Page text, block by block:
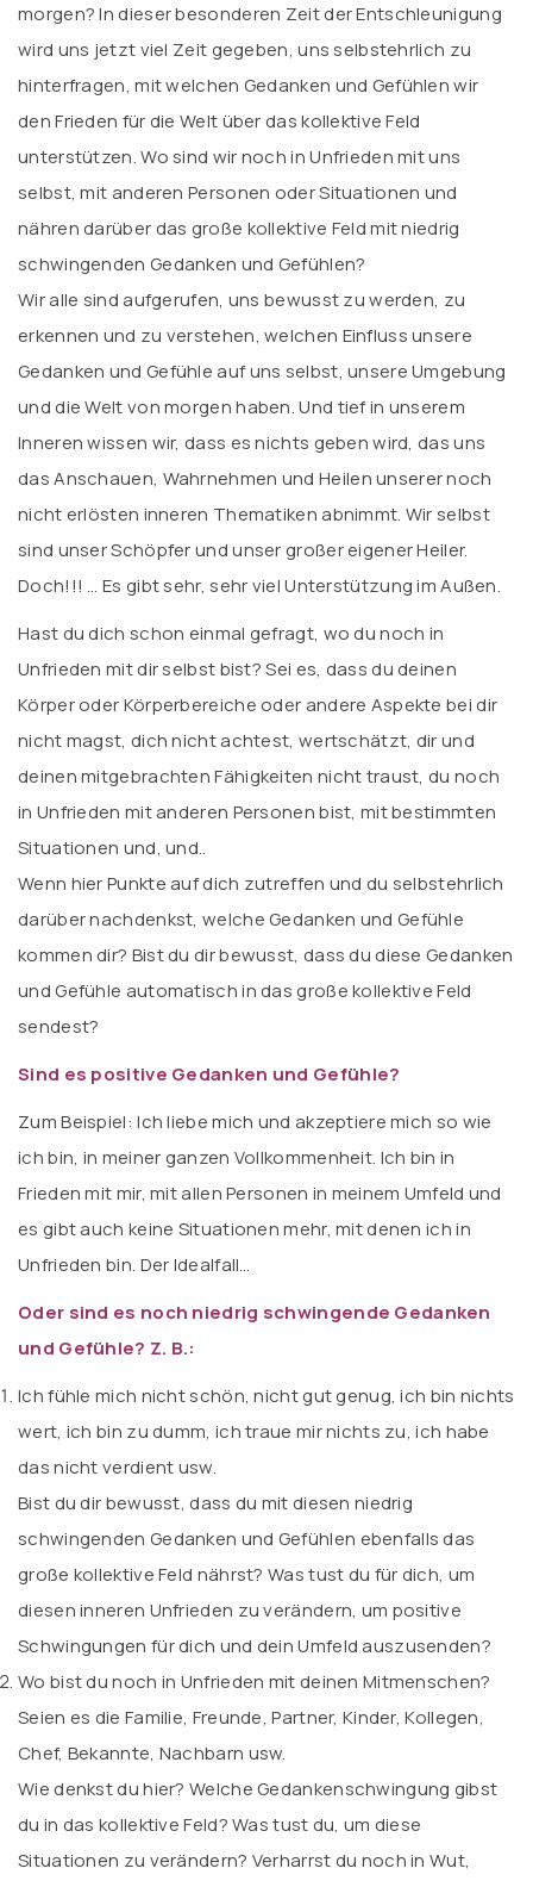
morgen? In dieser besonderen Zeit der Entschleunigung
wird uns jetzt viel Zeit gegeben, uns selbstehrlich zu
hinterfragen, mit welchen Gedanken und Gefühlen wir
den Frieden für die Welt über das kollektive Feld
unterstützen. Wo sind wir noch in Unfrieden mit uns
selbst, mit anderen Personen oder Situationen und
nähren darüber das große kollektive Feld mit niedrig
schwingenden Gedanken und Gefühlen?
Wir alle sind aufgerufen, uns bewusst zu werden, zu
erkennen und zu verstehen, welchen Einfluss unsere
Gedanken und Gefühle auf uns selbst, unsere Umgebung
und die Welt von morgen haben. Und tief in unserem
Inneren wissen wir, dass es nichts geben wird, das uns
das Anschauen, Wahrnehmen und Heilen unserer noch
nicht erlösten inneren Thematiken abnimmt. Wir selbst
sind unser Schöpfer und unser großer eigener Heiler.
Doch!!! … Es gibt sehr, sehr viel Unterstützung im Außen.
Hast du dich schon einmal gefragt, wo du noch in
Unfrieden mit dir selbst bist? Sei es, dass du deinen
Körper oder Körperbereiche oder andere Aspekte bei dir
nicht magst, dich nicht achtest, wertschätzt, dir und
deinen mitgebrachten Fähigkeiten nicht traust, du noch
in Unfrieden mit anderen Personen bist, mit bestimmten
Situationen und, und..
Wenn hier Punkte auf dich zutreffen und du selbstehrlich
darüber nachdenkst, welche Gedanken und Gefühle
kommen dir? Bist du dir bewusst, dass du diese Gedanken
und Gefühle automatisch in das große kollektive Feld
sendest?
Sind es positive Gedanken und Gefühle?
Zum Beispiel: Ich liebe mich und akzeptiere mich so wie
ich bin, in meiner ganzen Vollkommenheit. Ich bin in
Frieden mit mir, mit allen Personen in meinem Umfeld und
es gibt auch keine Situationen mehr, mit denen ich in
Unfrieden bin. Der Idealfall…
Oder sind es noch niedrig schwingende Gedanken
und Gefühle? Z. B.:
Ich fühle mich nicht schön, nicht gut genug, ich bin nichts
wert, ich bin zu dumm, ich traue mir nichts zu, ich habe
das nicht verdient usw.
Bist du dir bewusst, dass du mit diesen niedrig
schwingenden Gedanken und Gefühlen ebenfalls das
große kollektive Feld nährst? Was tust du für dich, um
diesen inneren Unfrieden zu verändern, um positive
Schwingungen für dich und dein Umfeld auszusenden?
Wo bist du noch in Unfrieden mit deinen Mitmenschen?
Seien es die Familie, Freunde, Partner, Kinder, Kollegen,
Chef, Bekannte, Nachbarn usw.
Wie denkst du hier? Welche Gedankenschwingung gibst
du in das kollektive Feld? Was tust du, um diese
Situationen zu verändern? Verharrst du noch in Wut,